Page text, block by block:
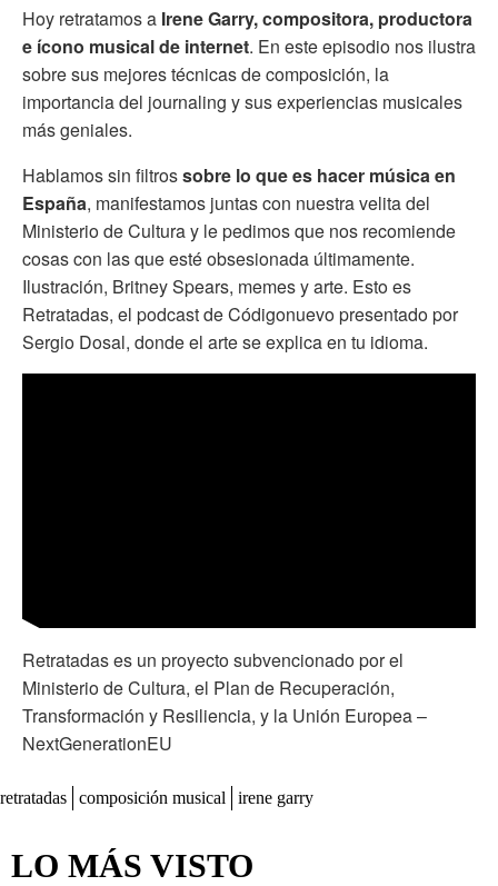
Hoy retratamos a Irene Garry, compositora, productora
e ícono musical de internet. En este episodio nos ilustra
sobre sus mejores técnicas de composición, la
importancia del journaling y sus experiencias musicales
más geniales.
Hablamos sin filtrossobre lo que es hacer música en
España, manifestamos juntas con nuestra velita del
Ministerio de Cultura y le pedimos que nos recomiende
cosas con las que esté obsesionada últimamente.
Ilustración, Britney Spears, memes y arte. Esto es
Retratadas, el podcast de Códigonuevo presentado por
Sergio Dosal, donde el arte se explica en tu idioma.
Retratadas es un proyecto subvencionado por el
Ministerio de Cultura, el Plan de Recuperación,
Transformación y Resiliencia, y la Unión Europea –
NextGenerationEU
retratadas composición musical irene garry
LO MÁS VISTO